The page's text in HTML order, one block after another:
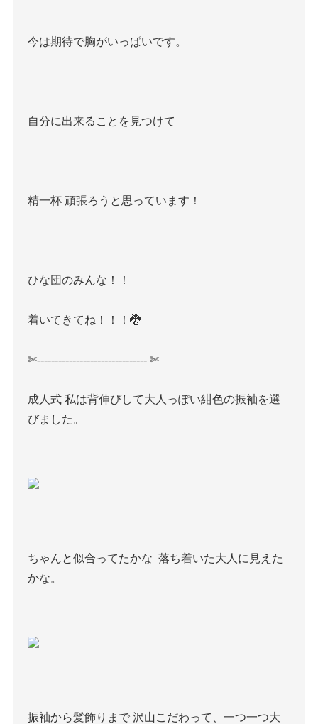
今は期待で胸がいっぱいです。
自分に出来ることを見つけて
精一杯 頑張ろうと思っています！
ひな団のみんな！！
着いてきてね！！！ 🐉
✄------------------------------- ✄
成人式 私は背伸びして大人っぽい紺色の振袖を選
びました。
ちゃんと似合ってたかな 落ち着いた大人に見えた
かな。
振袖から髪飾りまで 沢山こだわって、一つ一つ大